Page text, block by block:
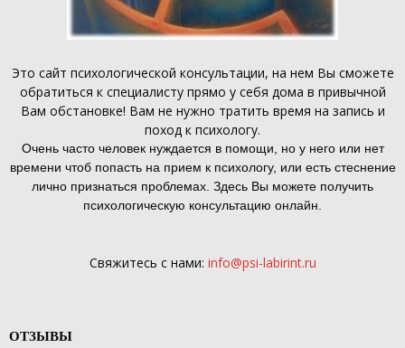
Это сайт психологической консультации, на нем Вы сможете
обратиться к специалисту прямо у себя дома в привычной
Вам обстановке! Вам не нужно тратить время на запись и
поход к психологу.
Очень часто человек нуждается в помощи, но у него или нет
времени чтоб попасть на прием к психологу, или есть стеснение
лично признаться проблемах. Здесь Вы можете получить
психологическую консультацию онлайн.
Свяжитесь с нами: info@psi-labirint.ru
ОТЗЫВЫ